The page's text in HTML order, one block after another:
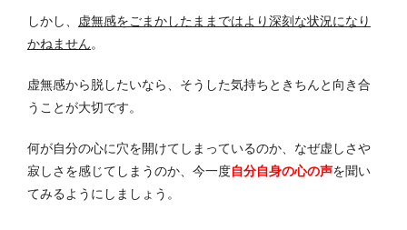
しかし、
虚無感をごまかしたままではより深刻な状況になり
かねません。
虚無感から脱したいなら、そうした気持ちときちんと向き合
うことが大切です。
何が自分の心に穴を開けてしまっているのか、なぜ虚しさや
寂しさを感じてしまうのか、今一度自分自身の心の声を聞い
てみるようにしましょう。